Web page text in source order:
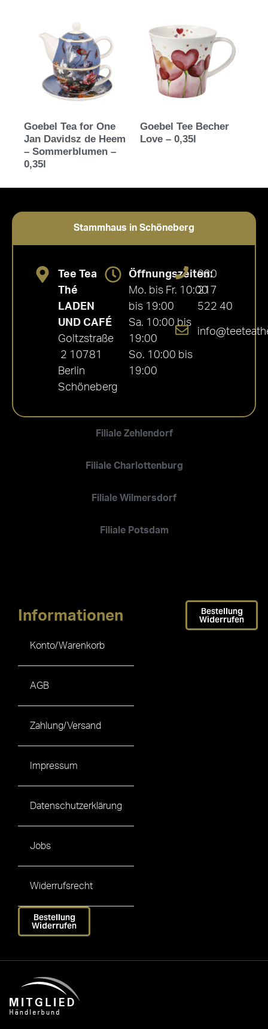
Goebel Tea for One
Jan Davidsz de Heem
– Sommerblumen –
0,35l
Goebel Tee Becher
Love – 0,35l
Stammhaus in Schöneberg
Filiale Zehlendorf
Filiale Charlottenburg
Filiale Wilmersdorf
Filiale Potsdam
Tee Tea
Thé
LADEN
UND CAFÉ
Goltzstraße
2 10781
Berlin
Schöneberg
Öffnungszeiten:
Mo. bis Fr. 10:00
bis 19:00
Sa. 10:00 bis
19:00
So. 10:00 bis
19:00
030
217
522 40
Informationen
Konto/Warenkorb
AGB
Zahlung/Versand
Impressum
Datenschutzerklärung
Jobs
Widerrufsrecht
Bestellung
Widerrufen
Bestellung
Widerrufen